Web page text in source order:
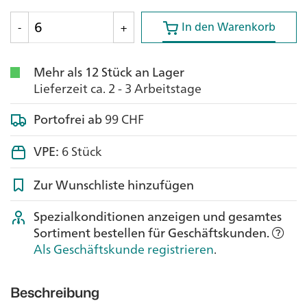
-
+ In den Warenkorb
In den Warenkorb
Mehr als 12 Stück an Lager
Lieferzeit ca. 2 - 3 Arbeitstage
Portofrei ab99 CHF
VPE:6 Stück
Zur Wunschliste hinzufügen
Spezialkonditionen anzeigen und gesamtes
Sortiment bestellen für Geschäftskunden.
Als Geschäftskunde registrieren.
Beschreibung